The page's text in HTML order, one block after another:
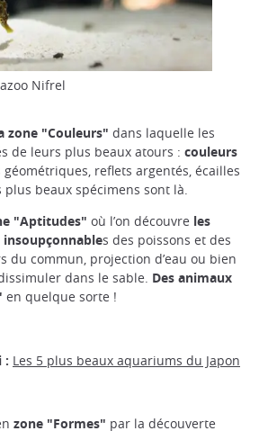
Nifrel
zone "Couleurs" dans laquelle les
de leurs plus beaux atours : couleurs
géométriques, reflets argentés, écailles
plus beaux spécimens sont là.
"Aptitudes" où l’on découvre les
insoupçonnables des poissons et des
du commun, projection d’eau ou bien
dans le sable. Des animaux
en quelque sorte !
: Les 5 plus beaux aquariums du Japon
zone "Formes" par la découverte